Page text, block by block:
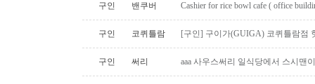
구인 밴쿠버 Cashier for rice bowl cafe ( office
구인 코퀴틀람 [구인] 구이가(GUIGA) 코퀴틀람점
구인 써리 aaa 사우스써리 일식당에서 스시맨